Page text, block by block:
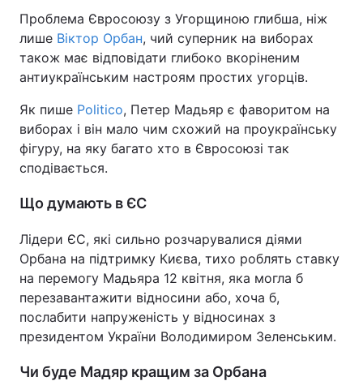
Проблема Євросоюзу з Угорщиною глибша, ніж
лише Віктор Орбан, чий суперник на виборах
також має відповідати глибоко вкоріненим
антиукраїнським настроям простих угорців.
Як пише Politico, Петер Мадьяр є фаворитом на
виборах і він мало чим схожий на проукраїнську
фігуру, на яку багато хто в Євросоюзі так
сподівається.
Що думають в ЄС
Лідери ЄС, які сильно розчарувалися діями
Орбана на підтримку Києва, тихо роблять ставку
на перемогу Мадьяра 12 квітня, яка могла б
перезавантажити відносини або, хоча б,
послабити напруженість у відносинах з
президентом України Володимиром Зеленським.
Чи буде Мадяр кращим за Орбана